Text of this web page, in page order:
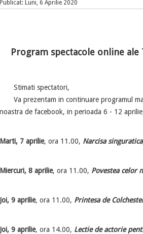
Publicat: Luni, 6 Aprilie 2020
Program spectacole online
Stimati spectatori,
Va prezentam in continuare programul
noastra de facebook, in perioada 6 - 12
Marti, 7 aprilie, ora 11.00, Narcisa singuratica
Miercuri, 8 aprilie, ora 11.00, Povestea celor
Joi, 9 aprilie, ora 11.00, Printesa de
Joi, 9 aprilie, ora 14.00, Lectie de actorie